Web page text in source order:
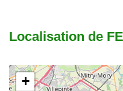
Localisation de
+